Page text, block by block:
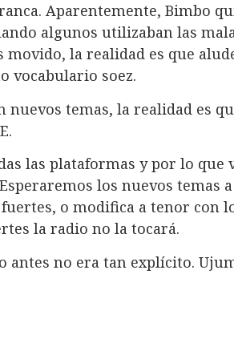
Aparentemente, Bimbo
algunos utilizaban las
movido, la realidad es que
vocabulario soez.
temas, la realidad es
las plataformas y por lo que
los nuevos temas
o modifica a tenor con
la radio no la tocará.
antes no era tan explícito.